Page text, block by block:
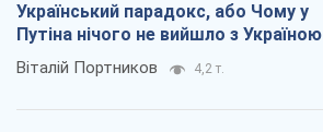
Український парадокс, або Чому у
Путіна нічого не вийшло з Україною
Віталій Портников 4,2 т.